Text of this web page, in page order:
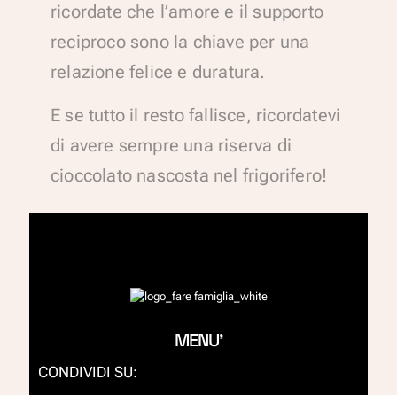
ricordate che l’amore e il supporto
reciproco sono la chiave per una
relazione felice e duratura.
E se tutto il resto fallisce, ricordatevi
di avere sempre una riserva di
cioccolato nascosta nel frigorifero!
MENU'
CONDIVIDI SU: